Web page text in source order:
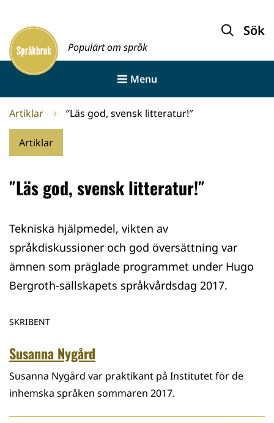
innehållet
Framsida
Populärt om språk
Sök
Menu
Artiklar ″Läs god, svensk litteratur!″
Artiklar
″Läs god, svensk litteratur!″
Tekniska hjälpmedel, vikten av
språkdiskussioner och god översättning var
ämnen som präglade programmet under Hugo
Bergroth-sällskapets språkvårdsdag 2017.
SKRIBENT
Susanna Nygård
Susanna Nygård var praktikant på Institutet för de
inhemska språken sommaren 2017.